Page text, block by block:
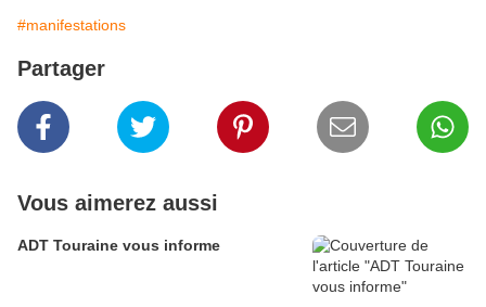
#manifestations
Partager
Vous aimerez aussi
ADT Touraine vous informe